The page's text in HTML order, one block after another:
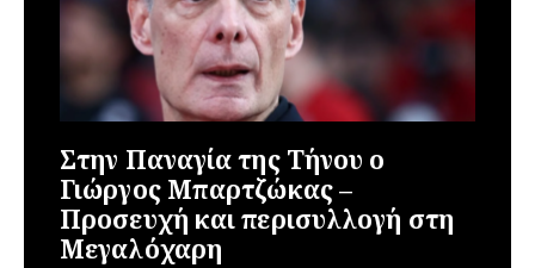
Στην Παναγία της Τήνου ο
Γιώργος Μπαρτζώκας –
Προσευχή και περισυλλογή στη
Μεγαλόχαρη